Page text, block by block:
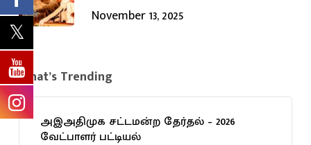
November 13, 2025
What’s Trending
அஇஅதிமுக சட்டமன்ற தேர்தல் – 2026
வேட்பாளர் பட்டியல்